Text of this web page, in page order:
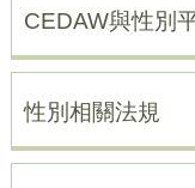
CEDAW與性別
性別相關法規